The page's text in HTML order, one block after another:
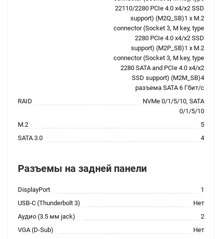
22110/2280 PCIe 4.0 x4/x2 SSD
support) (M2Q_SB)1 x M.2
connector (Socket 3, M key, type
2280 PCIe 4.0 x4/x2 SSD
support) (M2P_SB)1 x M.2
connector (Socket 3, M key, type
2280 SATA and PCIe 4.0 x4/x2
SSD support) (M2M_SB)4
разъема SATA 6 Гбит/с
RAID
NVMe 0/1/5/10, SATA
0/1/5/10
M.2
5
SATA 3.0
4
Разъемы на задней панели
DisplayPort
1
USB-C (Thunderbolt 3)
Нет
Аудио (3.5 мм jack)
2
VGA (D-Sub)
Нет